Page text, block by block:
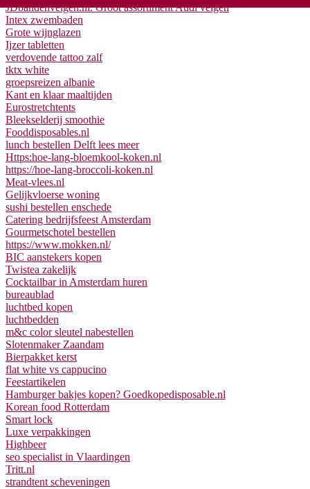
JDbandenvelgen.nl: Groot assortiment Audi velgen
Intex zwembaden
Grote wijnglazen
Ijzer tabletten
verdovende tattoo zalf
tktx white
groepsreizen albanie
Kant en klaar maaltijden
Eurostretchtents
Bleekselderij smoothie
Fooddisposables.nl
lunch bestellen Delft lees meer
Https:hoe-lang-bloemkool-koken.nl
https://hoe-lang-broccoli-koken.nl
Meat-vlees.nl
Gelijkvloerse woning
sushi bestellen enschede
Catering bedrijfsfeest Amsterdam
Gourmetschotel bestellen
https://www.mokken.nl/
BIC aanstekers kopen
Twistea zakelijk
Cocktailbar in Amsterdam huren
bureaublad
luchtbed kopen
luchtbedden
m&c color sleutel nabestellen
Slotenmaker Zaandam
Bierpakket kerst
flat white vs cappucino
Feestartikelen
Hamburger bakjes kopen? Goedkopedisposable.nl
Korean food Rotterdam
Smart lock
Luxe verpakkingen
Highbeer
seo specialist in Vlaardingen
Tritt.nl
strandtent scheveningen